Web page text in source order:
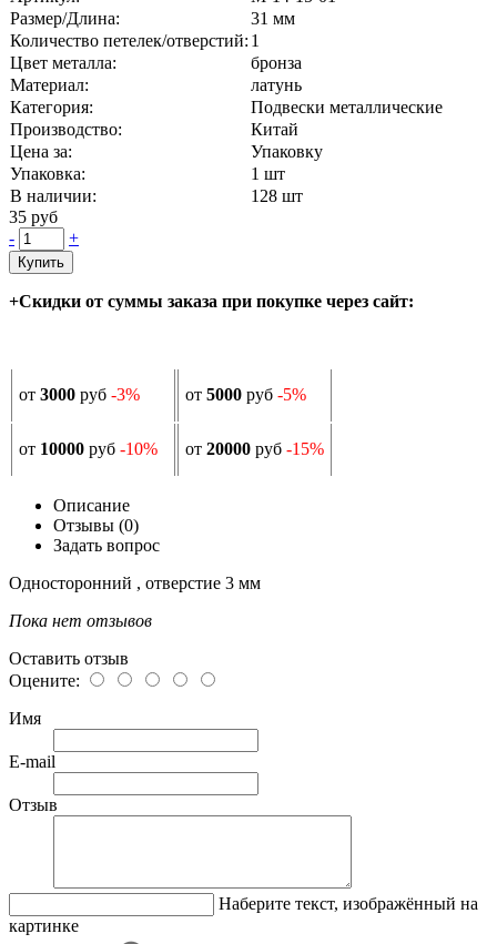
Размер/Длина:
31 мм
Количество петелек/отверстий: 1
Цвет металла:
бронза
Материал:
латунь
Категория:
Подвески металлические
Производство:
Китай
Цена за:
Упаковку
Упаковка:
1 шт
В наличии:
128 шт
35 руб
-
+
Купить
+Скидки от суммы заказа при покупке через сайт:
от 3000 руб -3% от 5000 руб -5%
от 10000 руб -10% от 20000 руб -15%
Описание
Отзывы (0)
Задать вопрос
Односторонний , отверстие 3 мм
Пока нет отзывов
Оставить отзыв
Оцените:
Имя
E-mail
Отзыв
Наберите текст, изображённый на
картинке